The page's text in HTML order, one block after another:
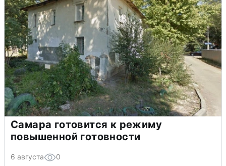
Самара готовится к режиму
повышенной готовности
6 августа 0